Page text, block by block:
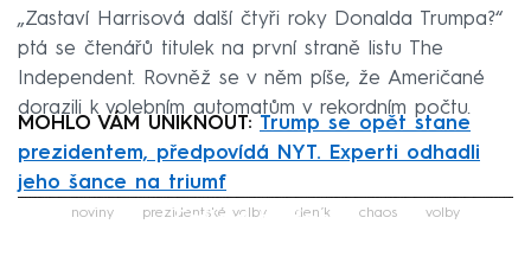
„Zastaví Harrisová další čtyři roky Donalda Trumpa?“
ptá se čtenářů titulek na první straně listu The
Independent. Rovněž se v něm píše, že Američané
dorazili k volebním automatům v rekordním počtu.
MOHLO VÁM UNIKNOUT: Trump se opět stane
prezidentem, předpovídá NYT. Experti odhadli
jeho šance na triumf
Failed to fetch
noviny prezidentské volby deník chaos volby